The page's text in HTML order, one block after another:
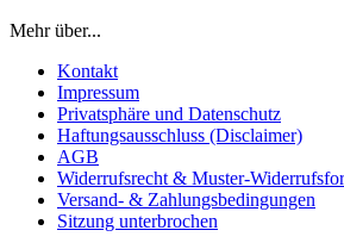
Mehr über...
Kontakt
Impressum
Privatsphäre und Datenschutz
Haftungsausschluss (Disclaimer)
AGB
Widerrufsrecht & Muster-
Versand- & Zahlungsbedingungen
Sitzung unterbrochen